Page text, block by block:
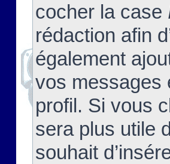
cocher la case
rédaction afin
également
vos messages
profil. Si vous
sera plus utile
souhait